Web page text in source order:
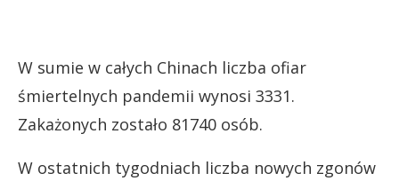
W sumie w całych Chinach liczba ofiar
śmiertelnych pandemii wynosi 3331.
Zakażonych zostało 81740 osób.
W ostatnich tygodniach liczba nowych zgonów